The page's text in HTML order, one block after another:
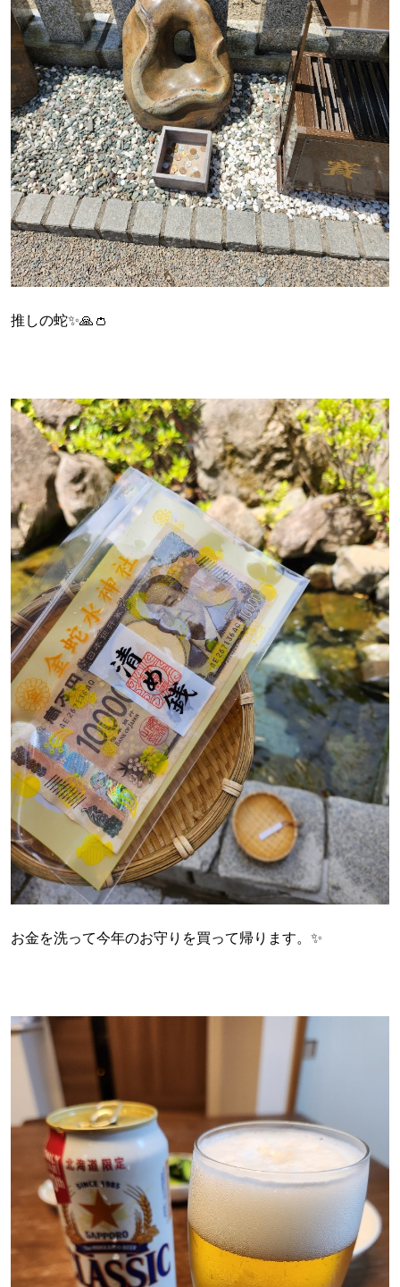
推しの蛇✨🙏👛
お金を洗って今年のお守りを買って帰ります。✨